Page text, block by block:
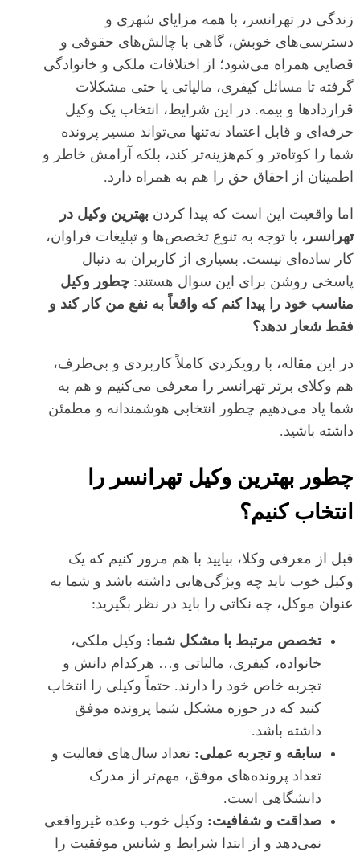
زندگی در تهرانسر، با همه مزایای شهری و
دسترسی‌های خوبش، گاهی با چالش‌های حقوقی و
قضایی همراه می‌شود؛ از اختلافات ملکی و خانوادگی
گرفته تا مسائل کیفری، مالیاتی یا حتی مشکلات
قراردادها و بیمه. در این شرایط، انتخاب یک وکیل
حرفه‌ای و قابل اعتماد نه‌تنها می‌تواند مسیر پرونده
شما را کوتاه‌تر و کم‌هزینه‌تر کند، بلکه آرامش خاطر و
اطمینان از احقاق حق را هم به همراه دارد.
اما واقعیت این است که پیدا کردن بهترین وکیل در
تهرانسر ، با توجه به تنوع تخصص‌ها و تبلیغات فراوان،
کار ساده‌ای نیست. بسیاری از کاربران به دنبال
پاسخی روشن برای این سوال هستند: چطور وکیل
مناسب خود را پیدا کنم که واقعاً به نفع من کار کند و
فقط شعار ندهد؟
در این مقاله، با رویکردی کاملاً کاربردی و بی‌طرف،
هم وکلای برتر تهرانسر را معرفی می‌کنیم و هم به
شما یاد می‌دهیم چطور انتخابی هوشمندانه و مطمئن
داشته باشید.
چطور بهترین وکیل تهرانسر را
انتخاب کنیم؟
قبل از معرفی وکلا، بیایید با هم مرور کنیم که یک
وکیل خوب باید چه ویژگی‌هایی داشته باشد و شما به
عنوان موکل، چه نکاتی را باید در نظر بگیرید:
تخصص مرتبط با مشکل شما: وکیل ملکی،
خانواده، کیفری، مالیاتی و… هرکدام دانش و
تجربه خاص خود را دارند. حتماً وکیلی را انتخاب
کنید که در حوزه مشکل شما پرونده موفق
داشته باشد.
سابقه و تجربه عملی: تعداد سال‌های فعالیت و
تعداد پرونده‌های موفق، مهم‌تر از مدرک
دانشگاهی است.
صداقت و شفافیت: وکیل خوب وعده غیرواقعی
نمی‌دهد و از ابتدا شرایط و شانس موفقیت را